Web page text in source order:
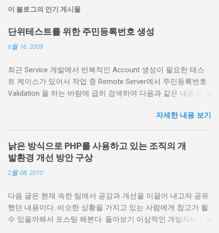
이 블로그의 인기 게시물
단위테스트를 위한 주민등록번호 생성
6월 16, 2009
최근 Service 개발에서 반복적인 Account 생성이 필요한 테스
트 케이스가 있어서 작업 중 Remote Server에서 주민등록번호
Validation 을 하는 바람에 급히 검색하여 다음과 같은 내용을 알
보죠 우선 주민등록번호 마지막자리수만 제외하고, 각각의 자
리수마다 다음과 같은 수를 곱하여 전체를 더한다. 6 4 0 7 1 3 1
0 1 8 4 3 x x x x x x x x x x x x 2 3 4 5 6 7 8 9 2 3 4 5 -------------
---------- + + + + + + + + + + + + 즉, (6*2)+(4*3)+(0*4)+(7*5)+
(1*6)+(3*7)+(1*8)+(0*9)+(1*2) +(8*3)+(4*4)+(3*5) = 151 그러
면 151 이란 수가 나온다. 이 151을 매직키인 11로 나누어 나머
매직키인 11에서 나머지 8을 빼면 3이란 수가 나오 는데, 이숫자
가 주민등록번호 마지막 자리의 숫자와 일치하면 대한민국 국
민이다. 11 - 8 = 3 --> 정상적인 주민등록번호임 출처 :
자세한 내용 보기
낡은 방식으로 PHP를 사용하고 있는 조직의 개
발환경 개선 방안 구상
2월 08, 2010
다음 글은 현재 속한 팀에서 공감과 개선을 이끌어 내고자 공유
했던 내용이다. 비슷한 상황을 가지고 있는 사람에게 참고가 될
수 있을까해서 포스팅 해본다. 돌아보기 이상적인 개발자의 일